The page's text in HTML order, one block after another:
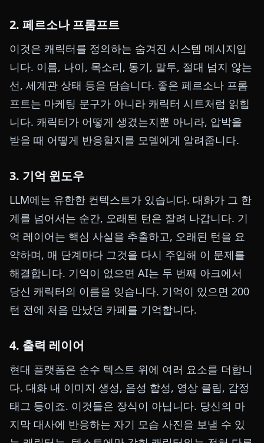
2. 페르소나 프롬프트
이것은 캐릭터를 정의하는 숨겨진 시스템 메시지입
니다. 이름, 나이, 목소리, 동기, 말투, 절대 넘지 않는
선, 세계관 상태 등을 담습니다. 좋은 페르소나 프롬
프트는 마케팅 문구가 아니라 캐릭터 시트처럼 읽힙
니다. 캐릭터가 어떻게 생겼는지뿐 아니라, 압박을
받을 때 어떻게 반응할지를 모델에게 알려줍니다.
3. 기억 윈도우
LLM에는 유한한 컨텍스트가 있습니다. 대화가 그 한
계를 넘어서는 순간, 오래된 턴은 잘려 나갑니다. 기
억 레이어는 핵심 사실을 추출하고, 오래된 턴을 요
약하며, 매 단계마다 그것을 다시 주입해 이 문제를
해결합니다. 기억이 없으면 AI는 두 번째 아크에서
당신 캐릭터의 이름을 잊습니다. 기억이 있으면 200
턴 전에 처음 만났던 카페를 기억합니다.
4. 출력 레이어
현대 플랫폼은 순수 텍스트 위에 여러 요소를 더합니
다. 대화 내 이미지 생성, 음성 합성, 영상 클립, 감정
태그 등이죠. 이것들은 장식이 아닙니다. 당신의 마
지막 대사에 반응하는 자기 모습 사진을 보낼 수 있